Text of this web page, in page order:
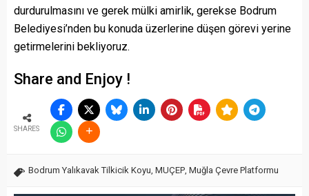
durdurulmasını ve gerek mülki amirlik, gerekse Bodrum
Belediyesi’nden bu konuda üzerlerine düşen görevi yerine
getirmelerini bekliyoruz.
Share and Enjoy !
SHARES
Bodrum Yalıkavak Tilkicik Koyu MUÇEP Muğla Çevre Platformu